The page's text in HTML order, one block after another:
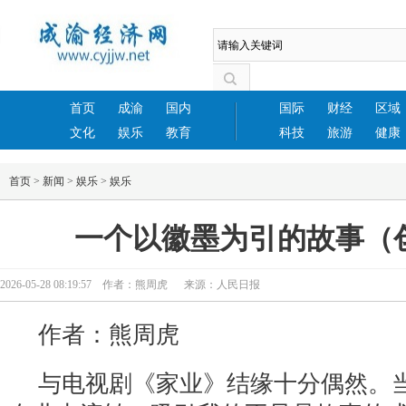
首页 成渝
国内
文化
娱乐 教育
国际 财经
区域
科技
旅游 健康
首页 > 新闻 > 娱乐 > 娱乐
一个以徽墨为引的故事（
2026-05-28 08:19:57 作者：熊周虎 来源：人民日报
作者：熊周虎
与电视剧《家业》结缘十分偶然。